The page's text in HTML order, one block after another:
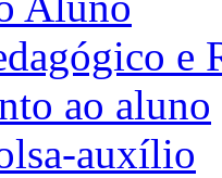
e
ao aluno
auxílio